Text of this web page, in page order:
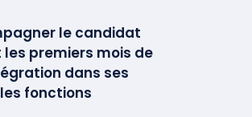
le candidat
premiers mois de
dans ses
fonctions